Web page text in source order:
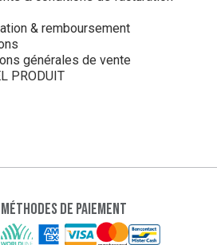
& remboursement
générales de vente
PRODUIT
Méthodes de paiement